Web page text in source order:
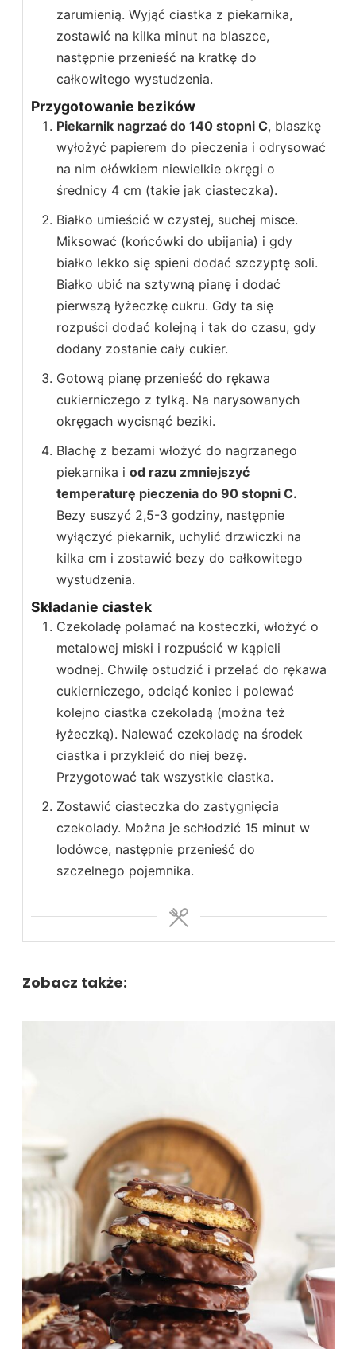
zarumienią. Wyjąć ciastka z piekarnika,
zostawić na kilka minut na blaszce,
następnie przenieść na kratkę do
całkowitego wystudzenia.
Przygotowanie bezików
Piekarnik nagrzać do 140 stopni C, blaszkę
wyłożyć papierem do pieczenia i odrysować
na nim ołówkiem niewielkie okręgi o
średnicy 4 cm (takie jak ciasteczka).
Białko umieścić w czystej, suchej misce.
Miksować (końcówki do ubijania) i gdy
białko lekko się spieni dodać szczyptę soli.
Białko ubić na sztywną pianę i dodać
pierwszą łyżeczkę cukru. Gdy ta się
rozpuści dodać kolejną i tak do czasu, gdy
dodany zostanie cały cukier.
Gotową pianę przenieść do rękawa
cukierniczego z tylką. Na narysowanych
okręgach wycisnąć beziki.
Blachę z bezami włożyć do nagrzanego
piekarnika i od razu zmniejszyć
temperaturę pieczenia do 90 stopni C.
Bezy suszyć 2,5-3 godziny, następnie
wyłączyć piekarnik, uchylić drzwiczki na
kilka cm i zostawić bezy do całkowitego
wystudzenia.
Składanie ciastek
Czekoladę połamać na kosteczki, włożyć o
metalowej miski i rozpuścić w kąpieli
wodnej. Chwilę ostudzić i przelać do rękawa
cukierniczego, odciąć koniec i polewać
kolejno ciastka czekoladą (można też
łyżeczką). Nalewać czekoladę na środek
ciastka i przykleić do niej bezę.
Przygotować tak wszystkie ciastka.
Zostawić ciasteczka do zastygnięcia
czekolady. Można je schłodzić 15 minut w
lodówce, następnie przenieść do
szczelnego pojemnika.
Zobacz także: